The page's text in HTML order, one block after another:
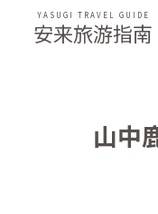
安来旅游指南
YASUGI TRAVEL GUIDE
山中